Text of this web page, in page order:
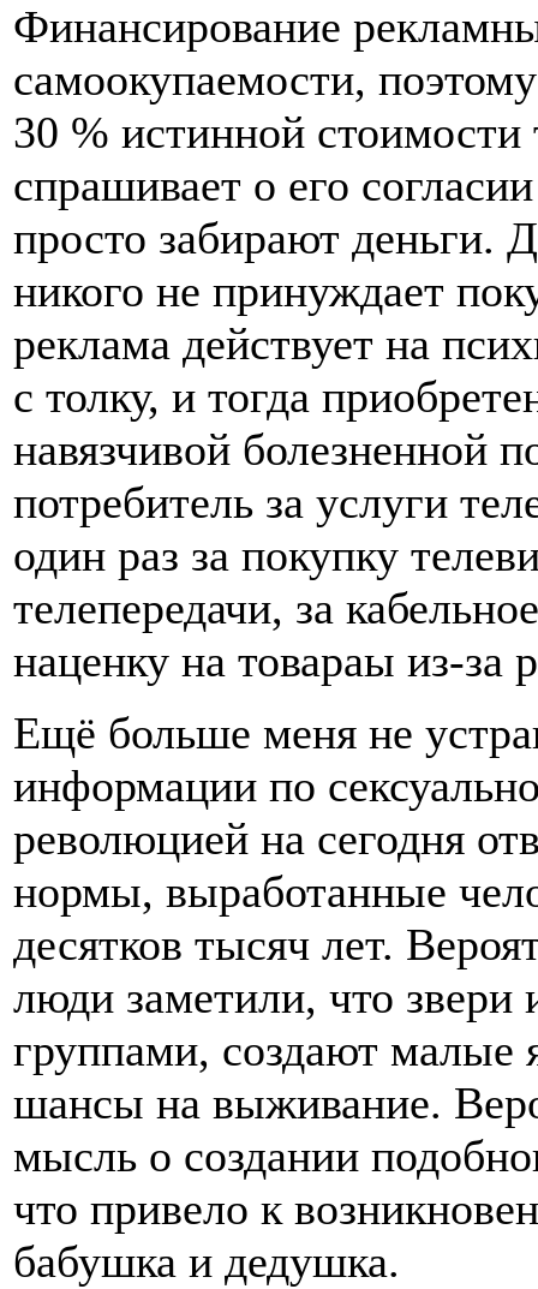
Финансирование
самоокупаемости,
30 % истинной стоимости
спрашивает о его
просто забирают деньги.
никого не принуждает
реклама действует на
с толку, и тогда
навязчивой болезненной
потребитель за услуги
один раз за покупку
телепередачи, за
наценку на товараы из-за
Ещё больше меня не
информации по
революцией на сегодня
нормы, выработанные
десятков тысяч лет.
люди заметили, что
группами, создают
шансы на выживание.
мысль о создании
что привело к
бабушка и дедушка.